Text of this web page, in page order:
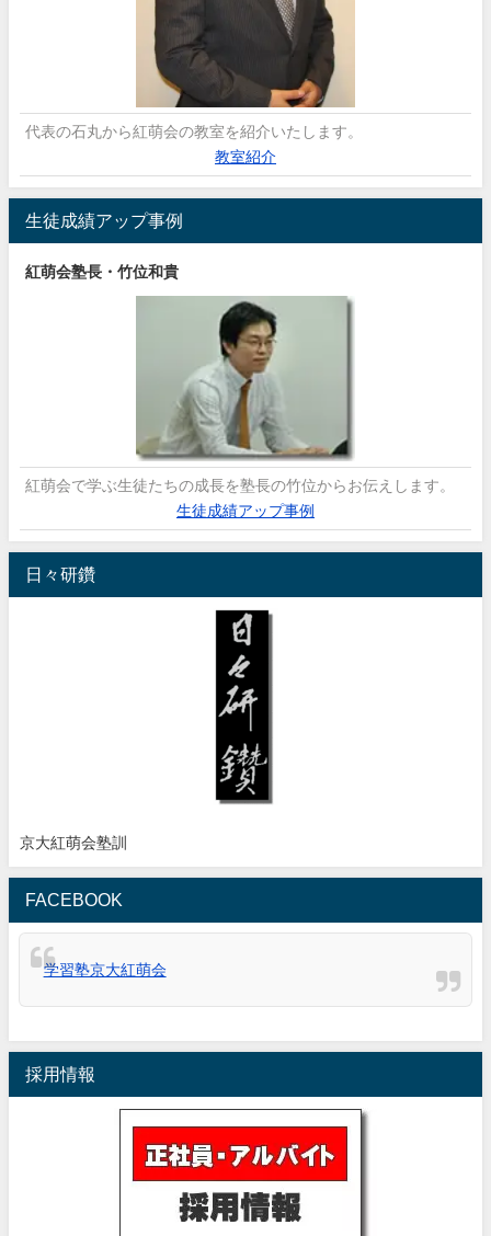
代表の石丸から紅萌会の教室を紹介いたします。
教室紹介
生徒成績アップ事例
紅萌会塾長・竹位和貴
紅萌会で学ぶ生徒たちの成長を塾長の竹位からお伝えします。
生徒成績アップ事例
日々研鑽
京大紅萌会塾訓
FACEBOOK
学習塾京大紅萌会
採用情報